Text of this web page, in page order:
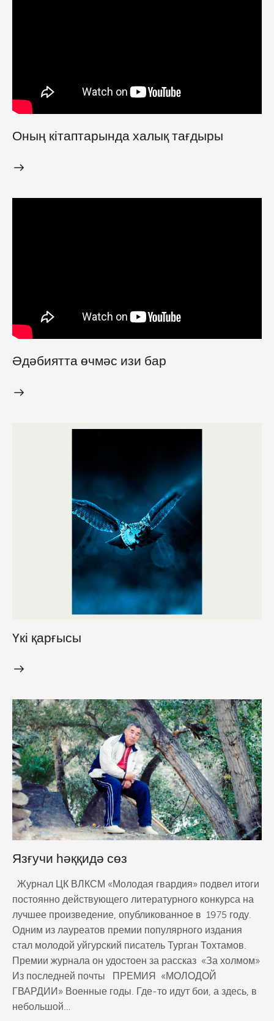
Оның кітаптарында халық тағдыры
Әдәбиятта өчмәс изи бар
Үкі қарғысы
Язғучи һәққидә сөз
Журнал ЦК ВЛКСМ «Молодая гвардия» подвел итоги
постоянно действующего литературного конкурса на
лучшее произведение, опубликованное в 1975 году.
Одним из лауреатов премии популярного издания
стал молодой уйгурский писатель Турган Тохтамов.
Премии журнала он удостоен за рассказ «За холмом»
Из последней почты ПРЕМИЯ «МОЛОДОЙ
ГВАРДИИ» Военные годы. Где-то идут бои, а здесь, в
небольшой…